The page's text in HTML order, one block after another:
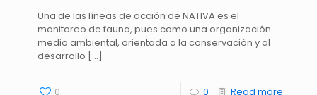
Una de las líneas de acción de NATIVA es el
monitoreo de fauna, pues como una organización
medio ambiental, orientada a la conservación y al
desarrollo […]
0 0 Read more